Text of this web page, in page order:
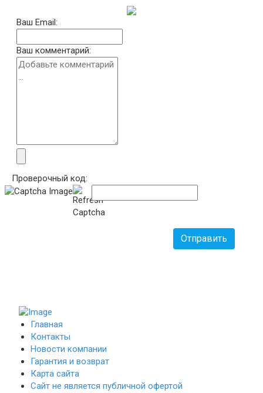
Ваш Email:
Ваш комментарий:
Проверочный код:
Отправить
Главная
Контакты
Новости компании
Гарантия и возврат
Карта сайта
Сайт не является публичной офертой